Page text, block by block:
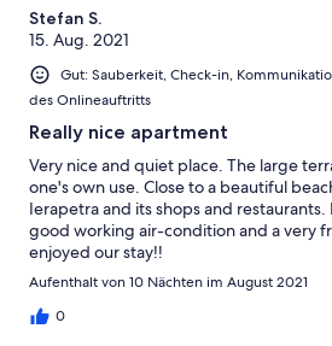
Stefan S.
15. Aug. 2021
Gut: Sauberkeit, Check-in,
des Onlineauftritts
Really nice apartment
Very nice and quiet place. The large
one's own use. Close to a beautiful
Ierapetra and its shops and
good working air-condition and a very
enjoyed our stay!!
Aufenthalt von 10 Nächten im August 2021
0